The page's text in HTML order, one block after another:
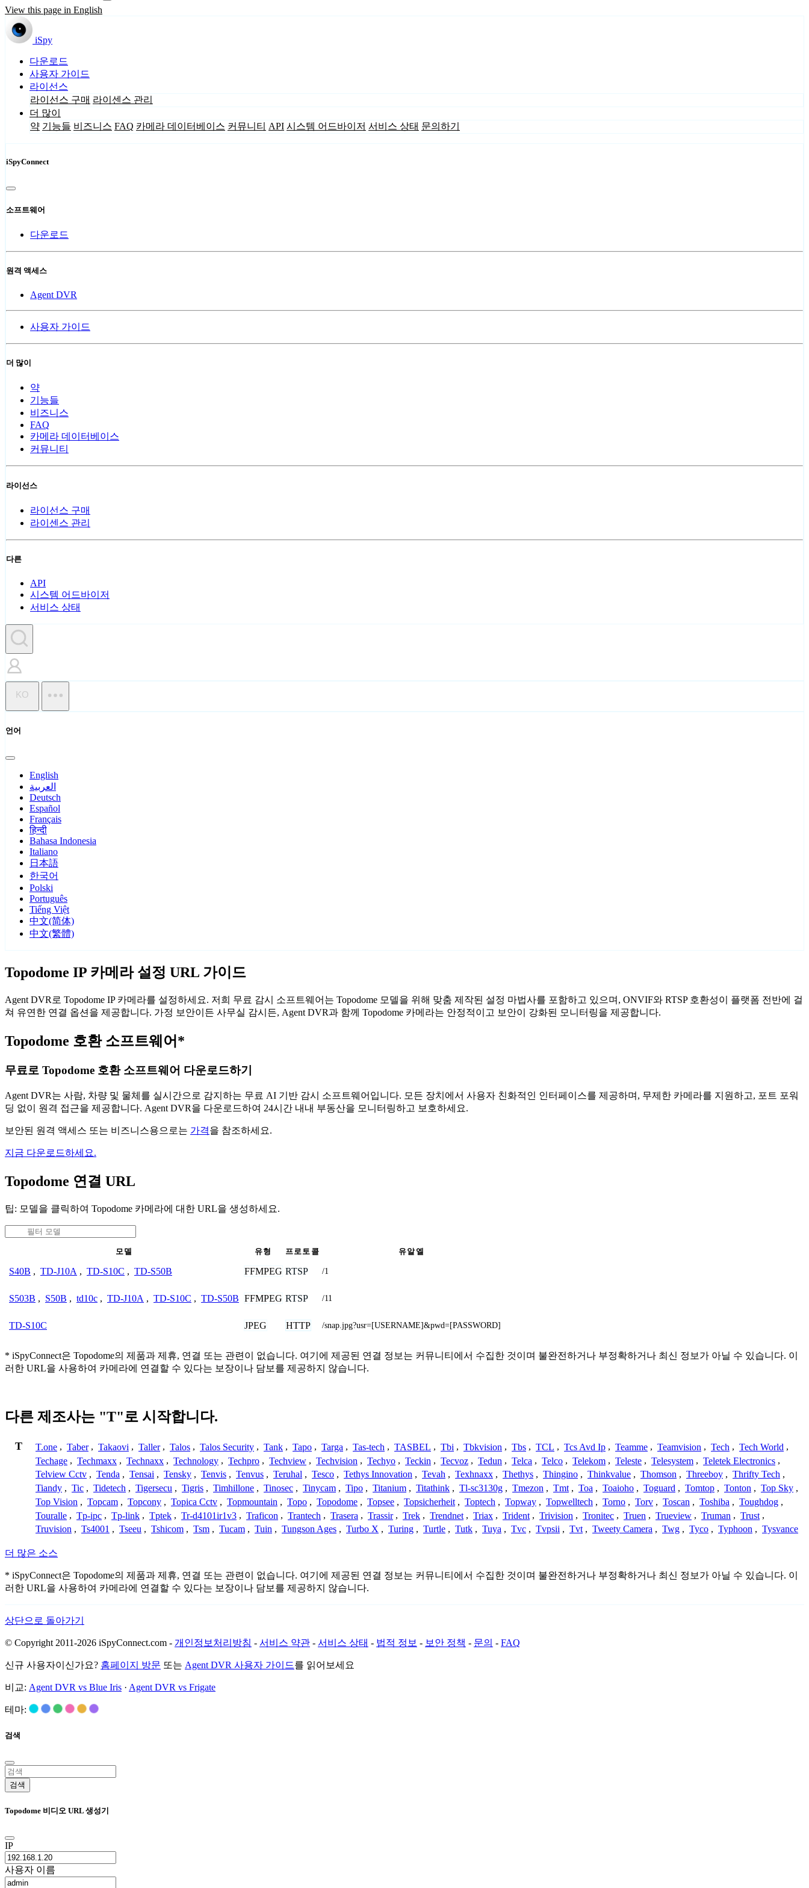
View this page in English
iSpy
다운로드
사용자 가이드
라이선스
라이선스 구매 라이센스 관리
더 많이
약 기능들 비즈니스 FAQ 카메라 데이터베이스 커뮤니티 API 시스템 어드바이저 서비스 상태 문의하기
iSpyConnect
소프트웨어
다운로드
원격 액세스
Agent DVR
사용자 가이드
더 많이
약
기능들
비즈니스
FAQ
카메라 데이터베이스
커뮤니티
라이선스
라이선스 구매
라이센스 관리
다른
API
시스템 어드바이저
서비스 상태
KO
언어
English
العربية
Deutsch
Español
Français
हिन्दी
Bahasa Indonesia
Italiano
日本語
한국어
Polski
Português
Tiếng Việt
中文(简体)
中文(繁體)
Topodome IP 카메라 설정 URL 가이드
Agent DVR로 Topodome IP 카메라를 설정하세요. 저희 무료 감시 소프트웨어는 Topodome 모델을 위해 맞춤 제작된 설정 마법사를 포함하고 있으며, ONVIF와 RTSP 호환성이 플랫폼 전반에 걸
쳐 유연한 연결 옵션을 제공합니다. 가정 보안이든 사무실 감시든, Agent DVR과 함께 Topodome 카메라는 안정적이고 보안이 강화된 모니터링을 제공합니다.
Topodome 호환 소프트웨어*
무료로 Topodome 호환 소프트웨어 다운로드하기
Agent DVR는 사람, 차량 및 물체를 실시간으로 감지하는 무료 AI 기반 감시 소프트웨어입니다. 모든 장치에서 사용자 친화적인 인터페이스를 제공하며, 무제한 카메라를 지원하고, 포트 포워
딩 없이 원격 접근을 제공합니다. Agent DVR을 다운로드하여 24시간 내내 부동산을 모니터링하고 보호하세요.
보안된 원격 액세스 또는 비즈니스용으로는 가격을 참조하세요.
지금 다운로드하세요.
Topodome 연결 URL
팁: 모델을 클릭하여 Topodome 카메라에 대한 URL을 생성하세요.
모델 유형 프로토콜 유알엘
S40B , TD-J10A , TD-S10C , TD-S50B FFMPEG RTSP /1
S503B , S50B , td10c , TD-J10A , TD-S10C , TD-S50B FFMPEG RTSP /11
TD-S10C JPEG HTTP /snap.jpg?usr=[USERNAME]&pwd=[PASSWORD]
* iSpyConnect은 Topodome의 제품과 제휴, 연결 또는 관련이 없습니다. 여기에 제공된 연결 정보는 커뮤니티에서 수집한 것이며 불완전하거나 부정확하거나 최신 정보가 아닐 수 있습니다. 이
러한 URL을 사용하여 카메라에 연결할 수 있다는 보장이나 담보를 제공하지 않습니다.
다른 제조사는 "T"로 시작합니다.
T T.one , Taber , Takaovi , Taller , Talos , Talos Security , Tank , Tapo , Targa , Tas-tech , TASBEL , Tbi , Tbkvision , Tbs , TCL , Tcs Avd Ip , Teamme , Teamvision , Tech , Tech World ,
Techage , Techmaxx , Technaxx , Technology , Techpro , Techview , Techvision , Techyo , Teckin , Tecvoz , Tedun , Telca , Telco , Telekom , Teleste , Telesystem , Teletek Electronics ,
Telview Cctv , Tenda , Tensai , Tensky , Tenvis , Tenvus , Teruhal , Tesco , Tethys Innovation , Tevah , Texhnaxx , Thethys , Thingino , Thinkvalue , Thomson , Threeboy , Thrifty Tech ,
Tiandy , Tic , Tidetech , Tigersecu , Tigris , Timhillone , Tinosec , Tinycam , Tipo , Titanium , Titathink , Tl-sc3130g , Tmezon , Tmt , Toa , Toaioho , Toguard , Tomtop , Tonton , Top Sky ,
Top Vision , Topcam , Topcony , Topica Cctv , Topmountain , Topo , Topodome , Topsee , Topsicherheit , Toptech , Topway , Topwelltech , Torno , Torv , Toscan , Toshiba , Toughdog ,
Touralle , Tp-ipc , Tp-link , Tptek , Tr-d4101ir1v3 , Traficon , Trantech , Trasera , Trassir , Trek , Trendnet , Triax , Trident , Trivision , Tronitec , Truen , Trueview , Truman , Trust ,
Truvision , Ts4001 , Tseeu , Tshicom , Tsm , Tucam , Tuin , Tungson Ages , Turbo X , Turing , Turtle , Tutk , Tuya , Tvc , Tvpsii , Tvt , Tweety Camera , Twg , Tyco , Typhoon , Tysvance
더 많은 소스
* iSpyConnect은 Topodome의 제품과 제휴, 연결 또는 관련이 없습니다. 여기에 제공된 연결 정보는 커뮤니티에서 수집한 것이며 불완전하거나 부정확하거나 최신 정보가 아닐 수 있습니다. 이
러한 URL을 사용하여 카메라에 연결할 수 있다는 보장이나 담보를 제공하지 않습니다.
상단으로 돌아가기
© Copyright 2011-2026 iSpyConnect.com - 개인정보처리방침 - 서비스 약관 - 서비스 상태 - 법적 정보 - 보안 정책 - 문의 - FAQ
신규 사용자이신가요? 홈페이지 방문 또는 Agent DVR 사용자 가이드를 읽어보세요
비교: Agent DVR vs Blue Iris · Agent DVR vs Frigate
테마:
검색
검색
Topodome 비디오 URL 생성기
IP
사용자 이름